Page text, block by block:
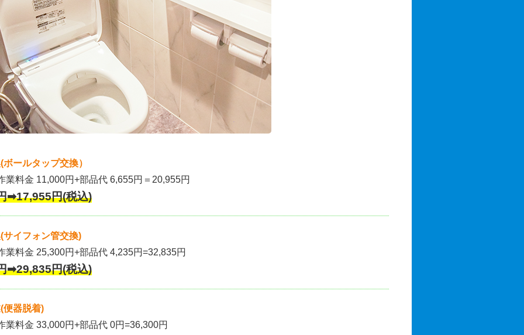
ールタップ交換）
業料金 11,000円+部品代 6,655円＝20,955円
➡17,955円(税込)
サイフォン管交換)
業料金 25,300円+部品代 4,235円=32,835円
➡29,835円(税込)
便器脱着)
業料金 33,000円+部品代 0円=36,300円